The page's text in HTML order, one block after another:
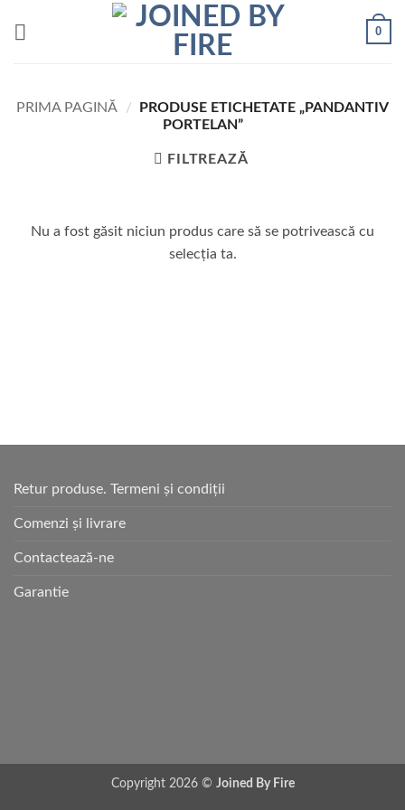
0
PRIMA PAGINĂ /
PRODUSE ETICHETATE „PANDANTIV
PORTELAN”
FILTREAZĂ
Nu a fost găsit niciun produs care să se potrivească cu
selecția ta.
Retur produse. Termeni și condiții
Comenzi și livrare
Contactează-ne
Garantie
Copyright 2026 © Joined By Fire